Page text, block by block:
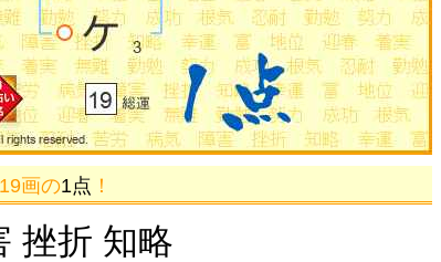
画の1点 ！
挫折 知略